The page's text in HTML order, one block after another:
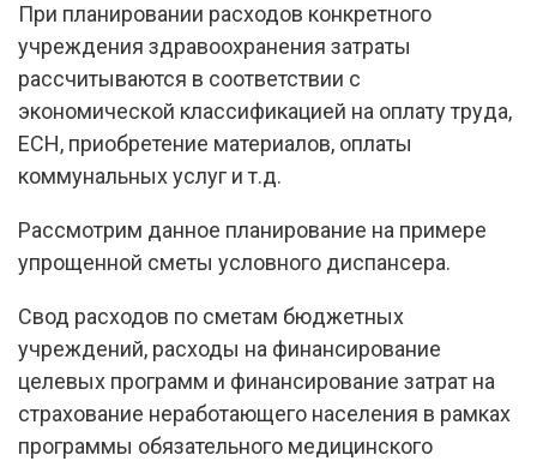
При планировании расходов конкретного
учреждения здравоохранения затраты
рассчитываются в соответствии с
экономической классификацией на оплату труда,
ЕСН, приобретение материалов, оплаты
коммунальных услуг и т.д.
Рассмотрим данное планирование на примере
упрощенной сметы условного диспансера.
Свод расходов по сметам бюджетных
учреждений, расходы на финансирование
целевых программ и финансирование затрат на
страхование неработающего населения в рамках
программы обязательного медицинского